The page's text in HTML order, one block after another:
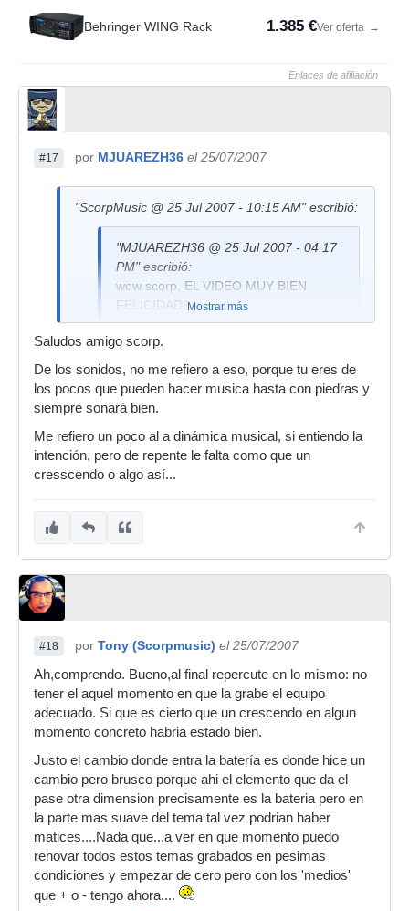
Behringer WING Rack 1.385 €Ver oferta →
Enlaces de afiliación
#17 por MJUAREZH36 el 25/07/2007
"ScorpMusic @ 25 Jul 2007 - 10:15 AM" escribió:
"MJUAREZH36 @ 25 Jul 2007 - 04:17
PM" escribió:
wow scorp, EL VIDEO MUY BIEN
FELICIDADES.
no en volumen, no sé , como que le
falta algo...
No sé si peca un poco de simple o
escucharte otro tipo de
instrumentacion
Hermano MJUAREZH36...¡MUCHAS
GRACIAS!
errores,algo que me choque..luego estoy un
que onda....
Faltarle bajo mi punto de vista,le falta haber sido
grabado en condiciones óptimas de Estudio de
vez añadirle algo mas de fuerza
orquestal,añadirle algun dibujo de cuerdas
diferente al que tiene...tal vez que los
instrumentos sonasen mas reales....vaya usted a
saber...Si es que esto con el MDS-4 YAMAHA
(que ni siquiera es digital) no se puede hacer
mucho mas....amén de las circunstancias de
falta de intimidad para grabar que a mi eso no
Mostrar más
Saludos amigo scorp.
De los sonidos, no me refiero a eso, porque tu eres de
los pocos que pueden hacer musica hasta con piedras y
siempre sonará bien.
Me refiero un poco al a dinámica musical, si entiendo la
intención, pero de repente le falta como que un
cresscendo o algo así...
#18 por Tony (Scorpmusic) el 25/07/2007
Ah,comprendo. Bueno,al final repercute en lo mismo: no
tener el aquel momento en que la grabe el equipo
adecuado. Si que es cierto que un crescendo en algun
momento concreto habria estado bien.
Justo el cambio donde entra la batería es donde hice un
cambio pero brusco porque ahi el elemento que da el
pase otra dimension precisamente es la bateria pero en
la parte mas suave del tema tal vez podrian haber
matices....Nada que...a ver en que momento puedo
renovar todos estos temas grabados en pesimas
condiciones y empezar de cero pero con los 'medios'
que + o - tengo ahora....